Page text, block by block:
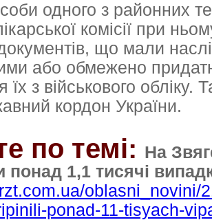
одного з районних
комісії при
що мали
або обмежено
їх з військового
кордон України.
по темі: На
понад 1,1 тисячі
oblasni_novini/
ponad-11-tisyach-